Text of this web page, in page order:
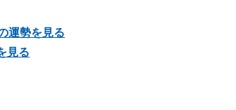
運勢を見る
見る